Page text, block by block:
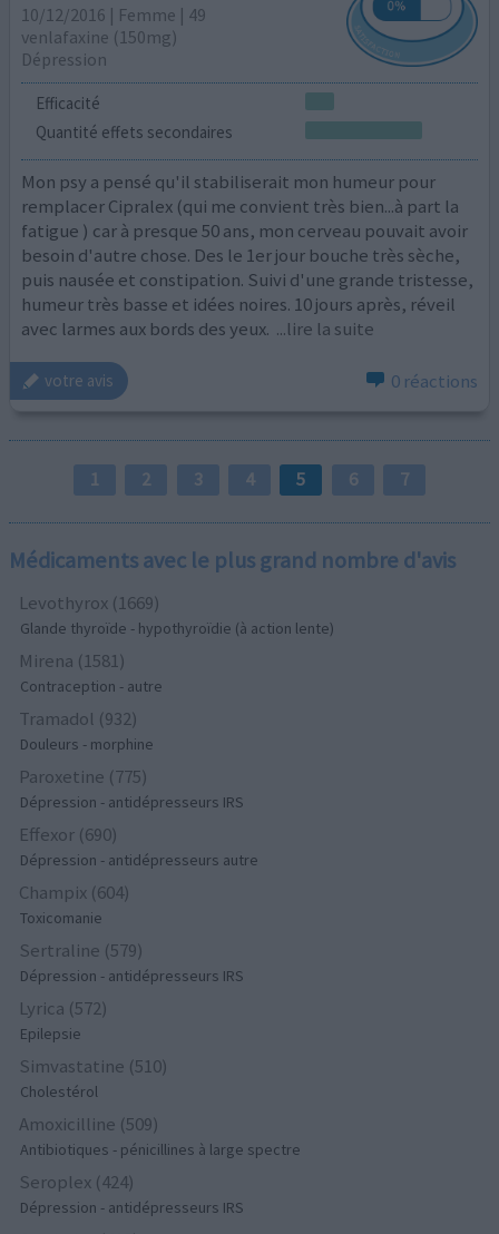
10/12/2016 | Femme | 49
venlafaxine (150mg)
Dépression
Efficacité
Quantité effets secondaires
Mon psy a pensé qu'il stabiliserait mon humeur pour
remplacer Cipralex (qui me convient très bien...à part la
fatigue ) car à presque 50 ans, mon cerveau pouvait avoir
besoin d'autre chose. Des le 1er jour bouche très sèche,
puis nausée et constipation. Suivi d'une grande tristesse,
humeur très basse et idées noires. 10 jours après, réveil
avec larmes aux bords des yeux. ...lire la suite
votre avis 0 réactions
1 2 3 4 5 6 7
Médicaments avec le plus grand nombre d'avis
Levothyrox (1669)
Glande thyroïde - hypothyroïdie (à action lente)
Mirena (1581)
Contraception - autre
Tramadol (932)
Douleurs - morphine
Paroxetine (775)
Dépression - antidépresseurs IRS
Effexor (690)
Dépression - antidépresseurs autre
Champix (604)
Toxicomanie
Sertraline (579)
Dépression - antidépresseurs IRS
Lyrica (572)
Epilepsie
Simvastatine (510)
Cholestérol
Amoxicilline (509)
Antibiotiques - pénicillines à large spectre
Seroplex (424)
Dépression - antidépresseurs IRS